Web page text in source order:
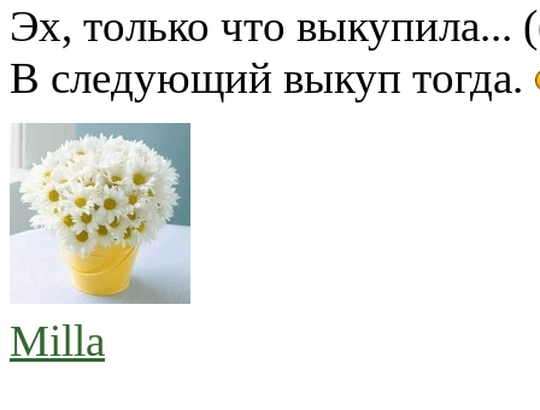
Эх, только что выкупила...
В следующий выкуп тогда.
Milla